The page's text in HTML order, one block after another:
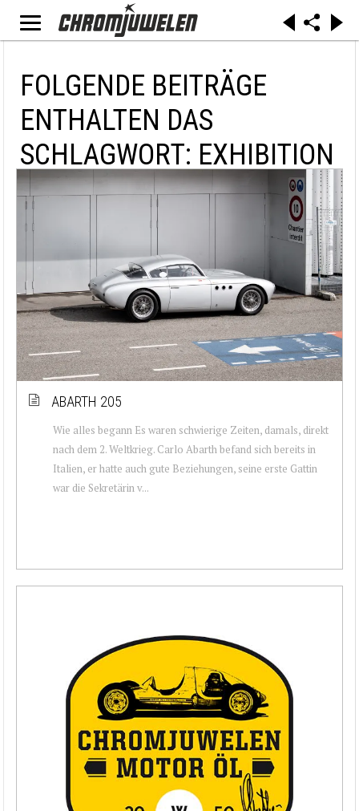
FOLGENDE BEITRÄGE
ENTHALTEN DAS
SCHLAGWORT: EXHIBITION
ABARTH 205
Wie alles begann Es waren schwierige Zeiten, damals, direkt
nach dem 2. Weltkrieg. Carlo Abarth befand sich bereits in
Italien, er hatte auch gute Beziehungen, seine erste Gattin
war die Sekretärin v...